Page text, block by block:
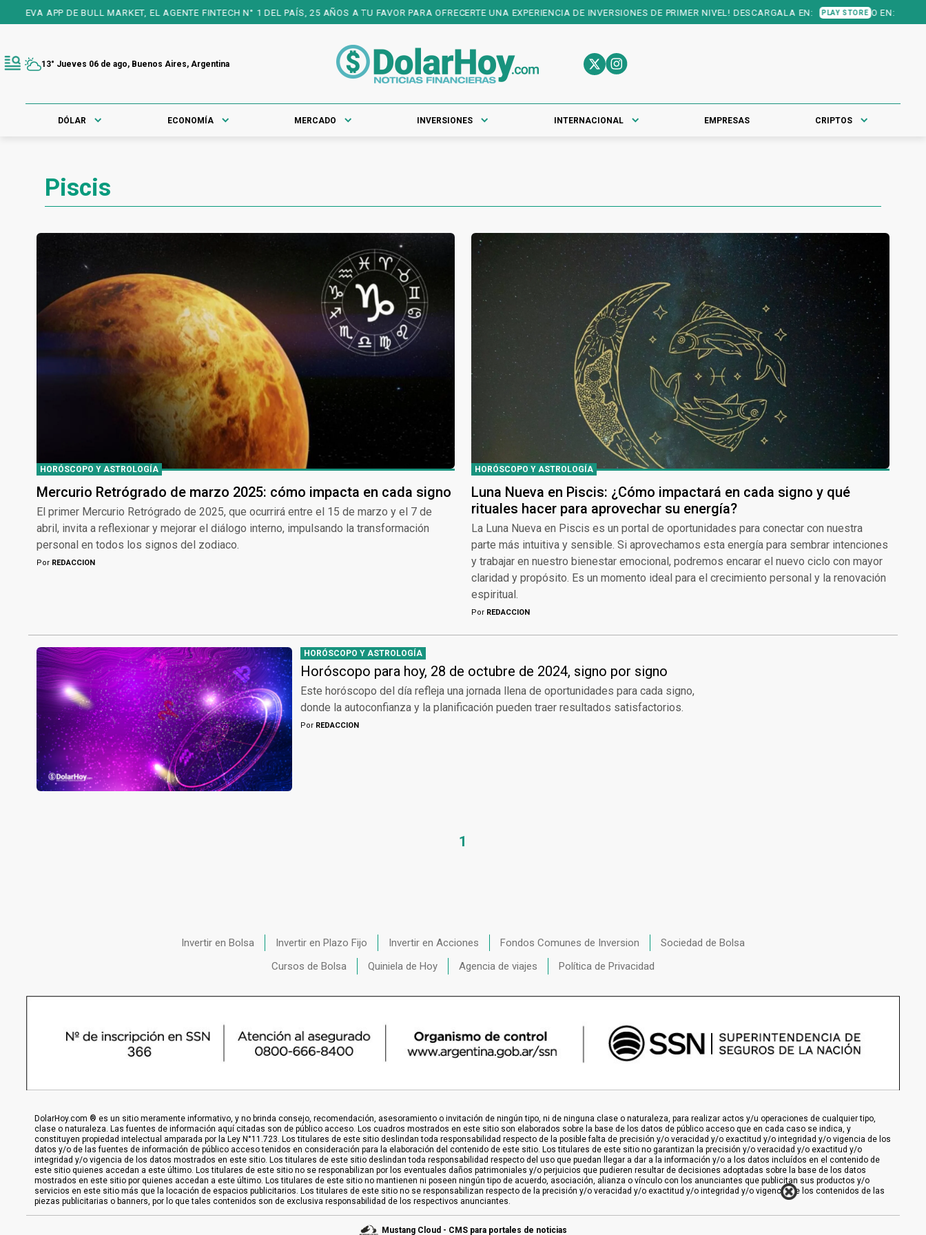
APP DE BULL MARKET, EL AGENTE FINTECH N° 1 DEL PAÍS, 25 AÑOS A TU FAVOR PARA OFRECERTE UNA EXPERIENCIA DE INVERSIONES DE PRIMER NIVEL! DESCARGALA EN: PLAY STORE O EN: APP STORE
13° Jueves 06 de ago, Buenos Aires, Argentina
DÓLAR ECONOMÍA MERCADO INVERSIONES INTERNACIONAL EMPRESAS CRIPTOS
Piscis
HORÓSCOPO Y ASTROLOGÍA
Mercurio Retrógrado de marzo 2025: cómo impacta en cada signo
El primer Mercurio Retrógrado de 2025, que ocurrirá entre el 15 de marzo y el 7 de
abril, invita a reflexionar y mejorar el diálogo interno, impulsando la transformación
personal en todos los signos del zodiaco.
Por REDACCION
HORÓSCOPO Y ASTROLOGÍA
Luna Nueva en Piscis: ¿Cómo impactará en cada signo y qué
rituales hacer para aprovechar su energía?
La Luna Nueva en Piscis es un portal de oportunidades para conectar con nuestra
parte más intuitiva y sensible. Si aprovechamos esta energía para sembrar intenciones
y trabajar en nuestro bienestar emocional, podremos encarar el nuevo ciclo con mayor
claridad y propósito. Es un momento ideal para el crecimiento personal y la renovación
espiritual.
Por REDACCION
HORÓSCOPO Y ASTROLOGÍA
Horóscopo para hoy, 28 de octubre de 2024, signo por signo
Este horóscopo del día refleja una jornada llena de oportunidades para cada signo,
donde la autoconfianza y la planificación pueden traer resultados satisfactorios.
Por REDACCION
1
Invertir en Bolsa Invertir en Plazo Fijo Invertir en Acciones Fondos Comunes de Inversion
Sociedad de Bolsa
Cursos de Bolsa
Quiniela de Hoy Agencia de viajes Política de Privacidad
DolarHoy.com ® es un sitio meramente informativo, y no brinda consejo, recomendación, asesoramiento o invitación de ningún tipo, ni de ninguna clase o naturaleza, para realizar actos y/u operaciones de cualquier tipo,
clase o naturaleza. Las fuentes de información aquí citadas son de público acceso. Los cuadros mostrados en este sitio son elaborados sobre la base de los datos de público acceso que en cada caso se indica, y
constituyen propiedad intelectual amparada por la Ley N°11.723. Los titulares de este sitio deslindan toda responsabilidad respecto de la posible falta de precisión y/o veracidad y/o exactitud y/o integridad y/o vigencia de los
datos y/o de las fuentes de información de público acceso tenidos en consideración para la elaboración del contenido de este sitio. Los titulares de este sitio no garantizan la precisión y/o veracidad y/o exactitud y/o
integridad y/o vigencia de los datos mostrados en este sitio. Los titulares de este sitio deslindan toda responsabilidad respecto del uso que puedan llegar a dar a la información y/o a los datos incluídos en el contenido de
este sitio quienes accedan a este último. Los titulares de este sitio no se responabilizan por los eventuales daños patrimoniales y/o perjuicios que pudieren resultar de decisiones adoptadas sobre la base de los datos
mostrados en este sitio por quienes accedan a este último. Los titulares de este sitio no mantienen ni poseen ningún tipo de acuerdo, asociación, alianza o vínculo con los anunciantes que publicitan sus productos y/o
servicios en este sitio más que la locación de espacios publicitarios. Los titulares de este sitio no se responsabilizan respecto de la precisión y/o veracidad y/o exactitud y/o integridad y/o vigencia de los contenidos de las
piezas publicitarias o banners, por lo que tales contenidos son de exclusiva responsabilidad de los respectivos anunciantes.
Mustang Cloud - CMS para portales de noticias